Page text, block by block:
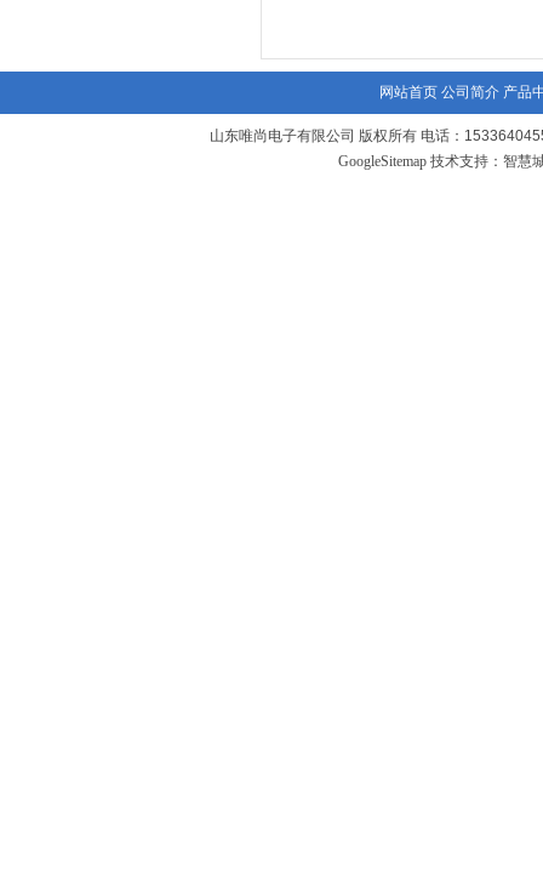
网站首页 公司简介 产品
山东唯尚电子有限公司 版权所有 电话：
GoogleSitemap技术支持： 智慧